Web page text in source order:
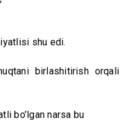
shu edi.
birlashitirish orqali
bo’lgan narsa bu